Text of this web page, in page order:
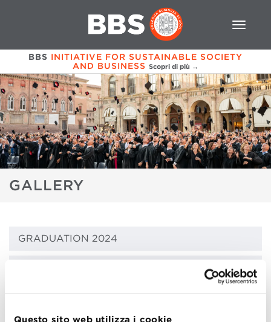
Questo sito web utilizza i cookie
BBS INITIATIVE FOR SUSTAINABLE SOCIETY
AND BUSINESS Scopri di più →
GALLERY
GRADUATION 2024
RELATORI